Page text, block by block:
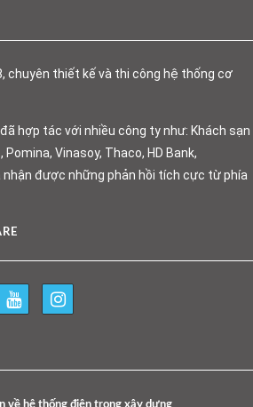
chuyên thiết kế và thi công hệ thống cơ
hợp tác với nhiều công ty như: Khách sạn
Pomina, Vinasoy, Thaco, HD Bank,
nhận được những phản hồi tích cực từ phía